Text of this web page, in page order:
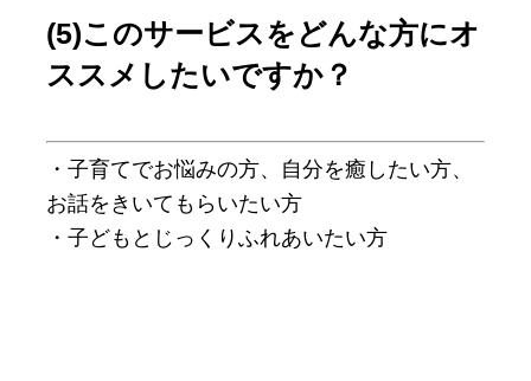
(5)このサービスをどんな方にオ
ススメしたいですか？
・子育てでお悩みの方、自分を癒したい方、
お話をきいてもらいたい方
・子どもとじっくりふれあいたい方